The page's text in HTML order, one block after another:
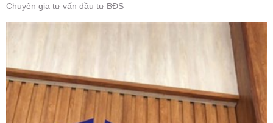
Chuyên gia tư vấn đầu tư BĐS